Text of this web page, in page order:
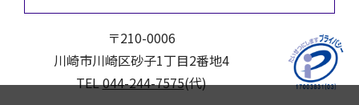
〒210-0006
川崎市川崎区砂子1丁目2番地4
TEL044-244-7575(代)